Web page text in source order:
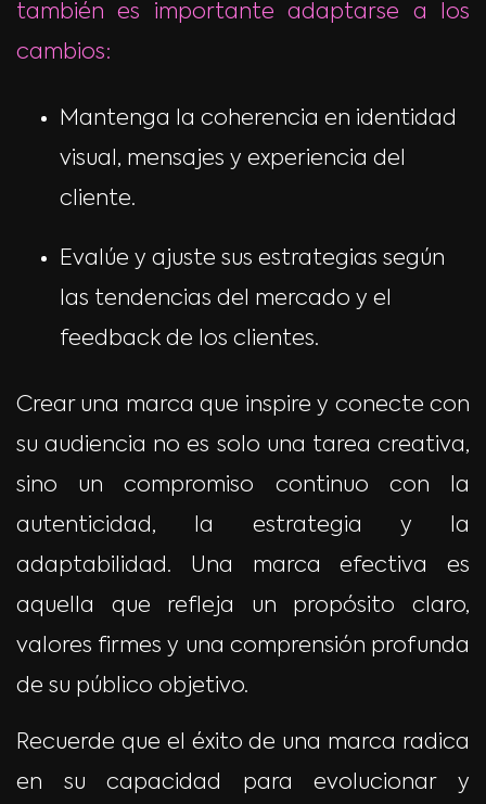
también es importante adaptarse a los
cambios:
Mantenga la coherencia en identidad
visual, mensajes y experiencia del
cliente.
Evalúe y ajuste sus estrategias según
las tendencias del mercado y el
feedback de los clientes.
Crear una marca que inspire y conecte con
su audiencia no es solo una tarea creativa,
sino un compromiso continuo con la
autenticidad, la estrategia y la
adaptabilidad. Una marca efectiva es
aquella que refleja un propósito claro,
valores firmes y una comprensión profunda
de su público objetivo.
Recuerde que el éxito de una marca radica
en su capacidad para evolucionar y